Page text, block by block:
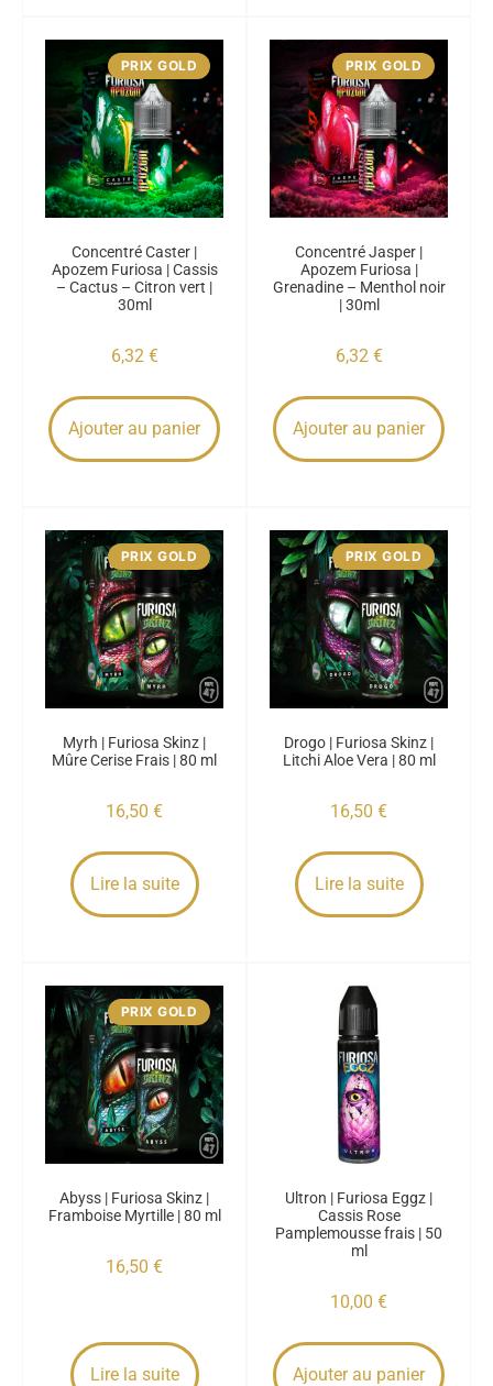
PRIX GOLD
Concentré Caster |
Apozem Furiosa | Cassis
– Cactus – Citron vert |
30ml
6,32 €
Ajouter au panier
PRIX GOLD
Concentré Jasper |
Apozem Furiosa |
Grenadine – Menthol noir
| 30ml
6,32 €
Ajouter au panier
PRIX GOLD
Myrh | Furiosa Skinz |
Mûre Cerise Frais | 80 ml
16,50 €
Lire la suite
PRIX GOLD
Drogo | Furiosa Skinz |
Litchi Aloe Vera | 80 ml
16,50 €
Lire la suite
PRIX GOLD
Abyss | Furiosa Skinz |
Framboise Myrtille | 80 ml
16,50 €
Lire la suite
Ultron | Furiosa Eggz |
Cassis Rose
Pamplemousse frais | 50
ml
10,00 €
Ajouter au panier